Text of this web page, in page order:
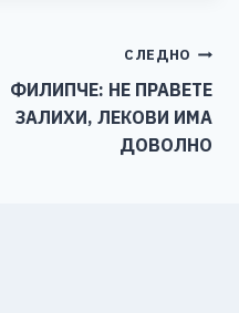
A
p
Li
n
k
СЛЕДНО
ФИЛИПЧЕ: НЕ ПРАВЕТЕ
ЗАЛИХИ, ЛЕКОВИ ИМА
ДОВОЛНО